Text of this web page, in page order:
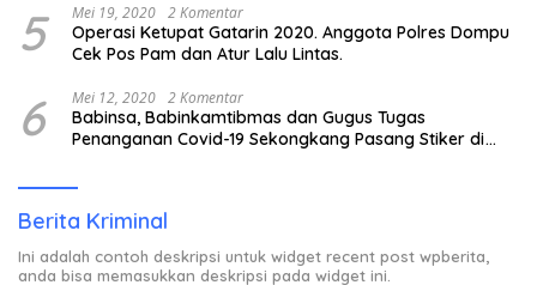
5 Mei 19, 2020 2 Komentar
Operasi Ketupat Gatarin 2020. Anggota Polres Dompu
Cek Pos Pam dan Atur Lalu Lintas.
6 Mei 12, 2020 2 Komentar
Babinsa, Babinkamtibmas dan Gugus Tugas
Penanganan Covid-19 Sekongkang Pasang Stiker di
Berita Kriminal
Ini adalah contoh deskripsi untuk widget recent post wpberita,
anda bisa memasukkan deskripsi pada widget ini.